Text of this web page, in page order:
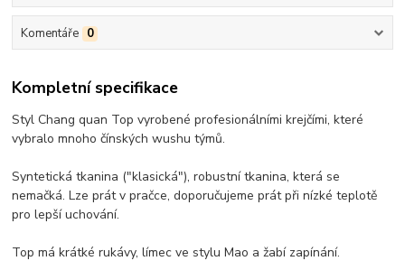
Komentáře 0
Kompletní specifikace
Styl Chang quan Top vyrobené profesionálními krejčími, které
vybralo mnoho čínských wushu týmů.
Syntetická tkanina ("klasická"), robustní tkanina, která se
nemačká. Lze prát v pračce, doporučujeme prát při nízké teplotě
pro lepší uchování.
Top má krátké rukávy, límec ve stylu Mao a žabí zapínání.